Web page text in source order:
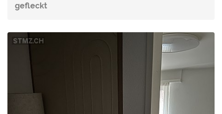
gefleckt